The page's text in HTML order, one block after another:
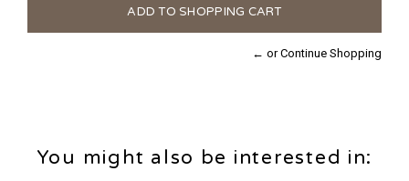
← or Continue Shopping
You might also be interested in: